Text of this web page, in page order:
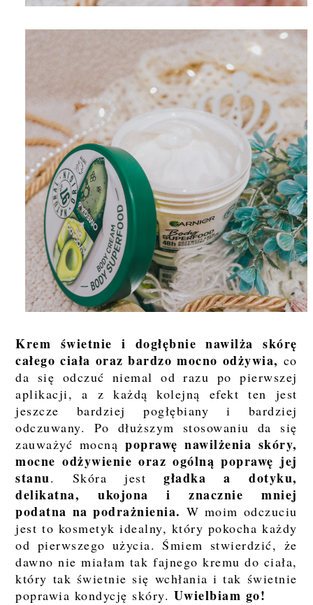
Krem świetnie i dogłębnie nawilża skórę
całego ciała oraz bardzo mocno odżywia, co
da się odczuć niemal od razu po pierwszej
aplikacji, a z każdą kolejną efekt ten jest
jeszcze bardziej pogłębiany i bardziej
odczuwany. Po dłuższym stosowaniu da się
zauważyć mocną poprawę nawilżenia skóry,
mocne odżywienie oraz ogólną poprawę jej
stanu. Skóra jestgładka a dotyku,
delikatna, ukojona i znacznie mniej
podatna na podrażnienia. W moim odczuciu
jest to kosmetyk idealny, który pokocha każdy
od pierwszego użycia. Śmiem stwierdzić, że
dawno nie miałam tak fajnego kremu do ciała,
który tak świetnie się wchłania i tak świetnie
poprawia kondycję skóry. Uwielbiam go!